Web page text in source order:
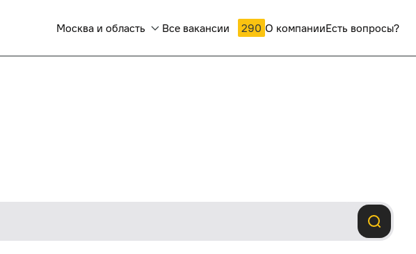
Москва и область Все вакансии 290 О компанииЕсть вопросы?